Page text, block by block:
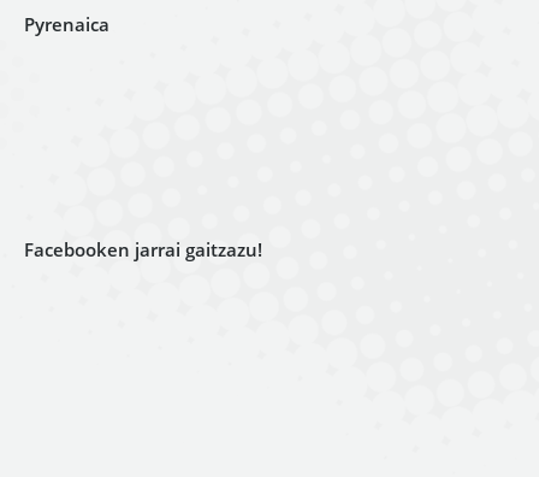
Pyrenaica
Facebooken jarrai gaitzazu!